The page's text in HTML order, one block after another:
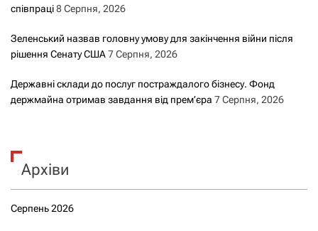
и
співпраці8 Серпня, 2026
Зеленський назвав головну умову для закінчення війни після
рішення Сенату США7 Серпня, 2026
Державні склади до послуг постраждалого бізнесу. Фонд
держмайна отримав завдання від прем’єра 7 Серпня, 2026
Архіви
Серпень 2026